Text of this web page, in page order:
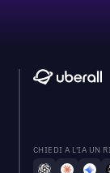
CHIEDI A L'IA UN